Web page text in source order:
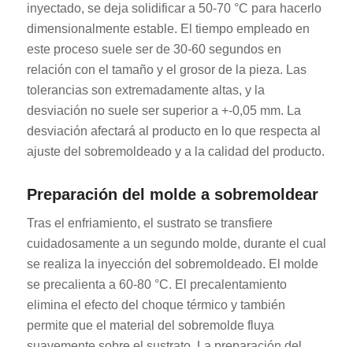
inyectado, se deja solidificar a 50-70 °C para hacerlo
dimensionalmente estable. El tiempo empleado en
este proceso suele ser de 30-60 segundos en
relación con el tamaño y el grosor de la pieza. Las
tolerancias son extremadamente altas, y la
desviación no suele ser superior a +-0,05 mm. La
desviación afectará al producto en lo que respecta al
ajuste del sobremoldeado y a la calidad del producto.
Preparación del molde a sobremoldear
Tras el enfriamiento, el sustrato se transfiere
cuidadosamente a un segundo molde, durante el cual
se realiza la inyección del sobremoldeado. El molde
se precalienta a 60-80 °C. El precalentamiento
elimina el efecto del choque térmico y también
permite que el material del sobremolde fluya